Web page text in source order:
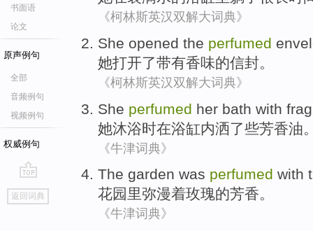
书面语
论文
原声例句
全部
音频例句
视频例句
权威例句
go
top
返回词典
《柯林斯英汉双解大词典》
She opened the perfumed
她打开了带有香味的信封。
《柯林斯英汉双解大词典》
She perfumed her bath with
她沐浴时在浴缸内洒了些芳香油
《牛津词典》
The garden was perfumed with
花园里弥漫着玫瑰的芳香。
《牛津词典》